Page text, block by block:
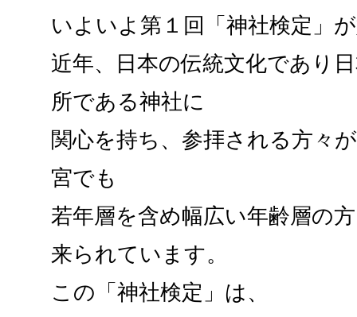
いよいよ第１回「神社検定」
近年、日本の伝統文化であり
所である神社に
関心を持ち、参拝される方々
宮でも
若年層を含め幅広い年齢層の
来られています。
この「神社検定」は、